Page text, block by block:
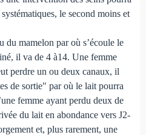
le second moins et
du mamelon par où s’écoule le
il va de 4 à14. Une femme
perdre un ou deux canaux, il
de sortie" par où le lait pourra
femme ayant perdu deux de
du lait en abondance vers J2-
et, plus rarement, une